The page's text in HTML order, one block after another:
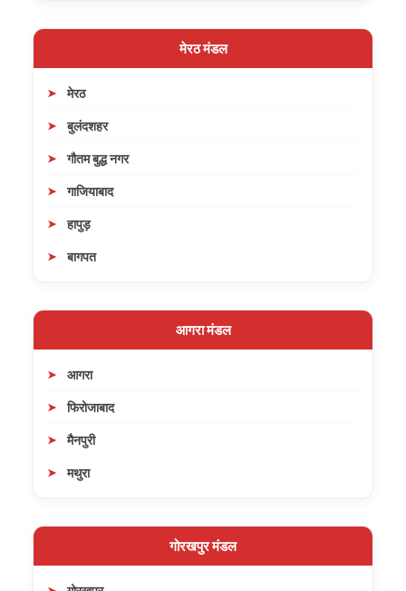
मेरठ मंडल
मेरठ
बुलंदशहर
गौतम बुद्ध नगर
गाजियाबाद
हापुड़
बागपत
आगरा मंडल
आगरा
फिरोजाबाद
मैनपुरी
मथुरा
गोरखपुर मंडल